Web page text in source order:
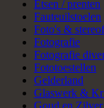
Etsen / prenten
Fauteuilstoelen
Foto's &
Fotografie
Fotografie
Fototoestellen
Gelderland
Glaswerk &
Goud en Zilver